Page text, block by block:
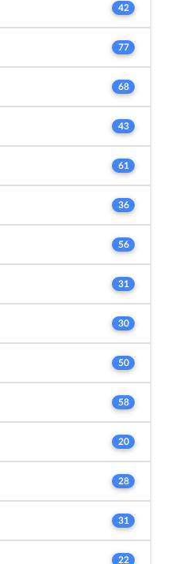
42
77
68
43
61
36
56
31
30
50
58
20
28
31
22